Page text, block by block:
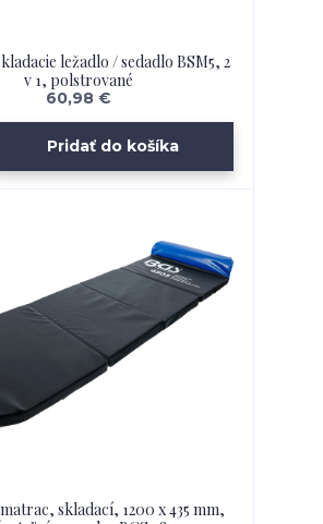
ležadlo / sedadlo BSM5, 2
v 1, polstrované
60,98 €
Pridať do košíka
skladací, 1200 x 435 mm,